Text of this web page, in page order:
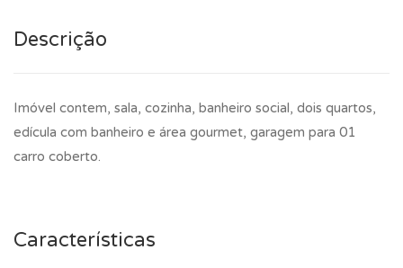
Descrição
Imóvel contem, sala, cozinha, banheiro social, dois quartos,
edícula com banheiro e área gourmet, garagem para 01
carro coberto.
Características